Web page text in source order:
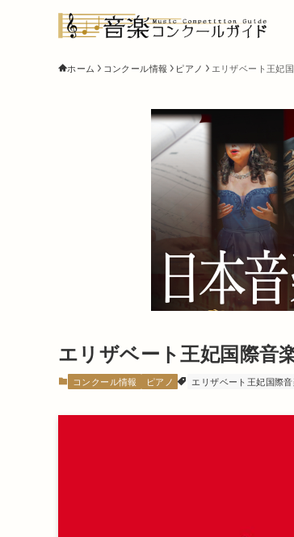
ホーム コンクール情報 ピアノ エリザベート王妃
エリザベート王妃国際音
コンクール情報 ピアノ エリザベート王妃国際